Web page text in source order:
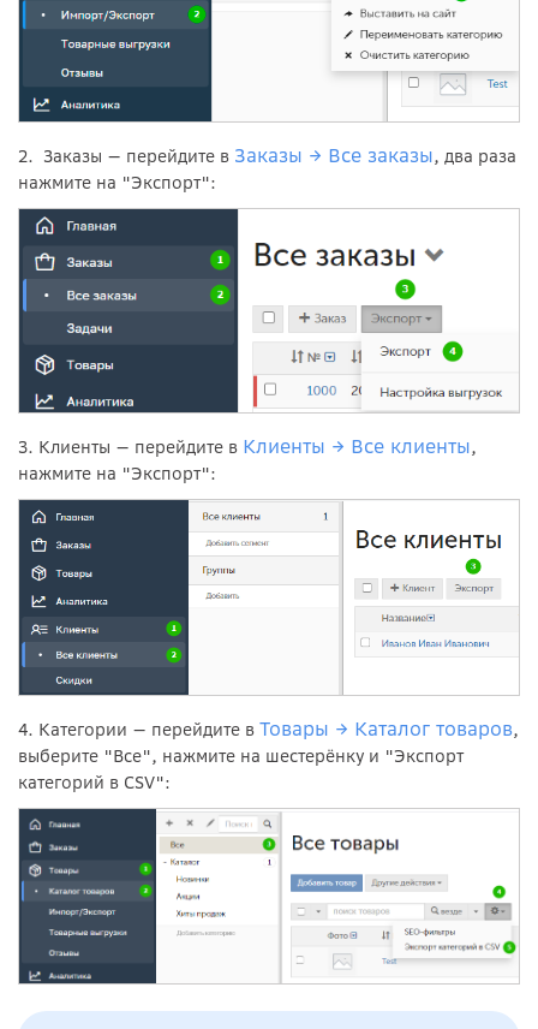
2. Заказы — перейдите в Заказы → Все заказы, два раза
нажмите на "Экспорт":
3. Клиенты — перейдите в Клиенты → Все клиенты,
нажмите на "Экспорт":
4. Категории — перейдите в Товары → Каталог товаров,
выберите "Все", нажмите на шестерёнку и "Экспорт
категорий в CSV":